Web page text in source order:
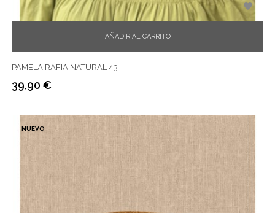
AÑADIR AL CARRITO

PAMELA RAFIA NATURAL 43
Precio
39,90 €
NUEVO